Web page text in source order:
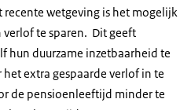
wetgeving is het mogelijk
te sparen. Dit geeft
hun duurzame inzetbaarheid te
extra gespaarde verlof in te
de pensioenleeftijd minder te